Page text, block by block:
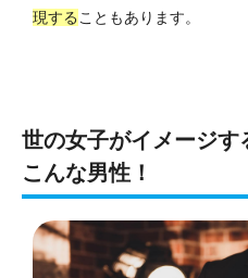
現する こともあります。
世の女子がイメージす
こんな男性！